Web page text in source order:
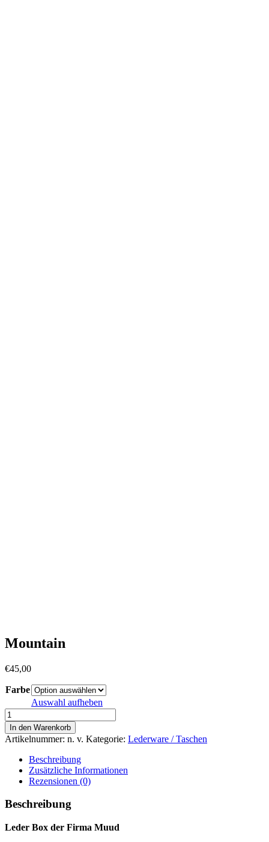
Mountain
€45,00
Farbe
Auswahl aufheben
Mountain
Menge
In den Warenkorb
Artikelnummer: n. v. Kategorie: Lederware / Taschen
Beschreibung
Zusätzliche Informationen
Rezensionen (0)
Beschreibung
Leder Box der Firma Muud